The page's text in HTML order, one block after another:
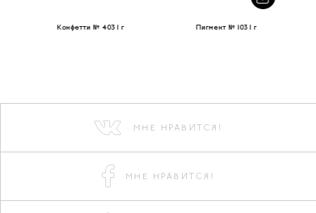
Конфетти № 403 1 г Пигмент № 103 1 г
МНЕ НРАВИТСЯ!
МНЕ НРАВИТСЯ!